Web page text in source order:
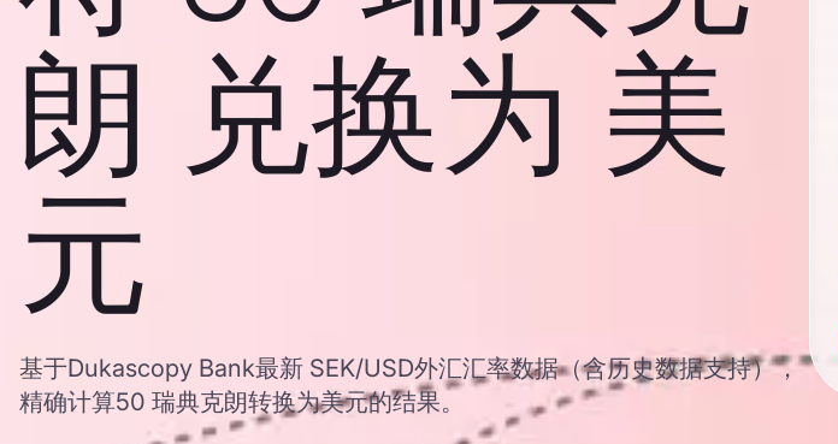
朗 兑换为 美
元
基于Dukascopy Bank最新 SEK/USD外汇汇率数据（含历史数据支持），
精确计算50 瑞典克朗转换为美元的结果。